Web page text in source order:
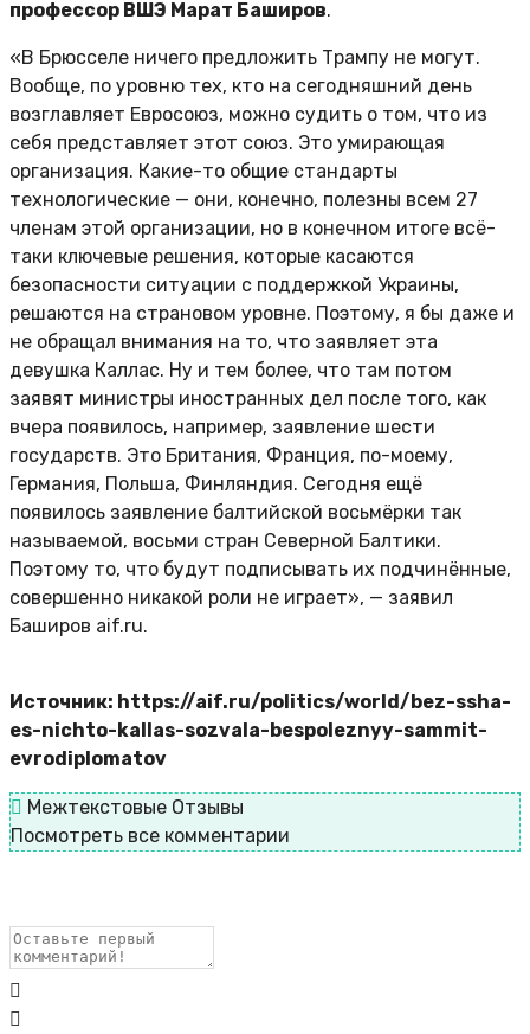
профессор ВШЭ Марат Баширов.
«В Брюсселе ничего предложить Трампу не могут.
Вообще, по уровню тех, кто на сегодняшний день
возглавляет Евросоюз, можно судить о том, что из
себя представляет этот союз. Это умирающая
организация. Какие-то общие стандарты
технологические — они, конечно, полезны всем 27
членам этой организации, но в конечном итоге всё-
таки ключевые решения, которые касаются
безопасности ситуации с поддержкой Украины,
решаются на страновом уровне. Поэтому, я бы даже и
не обращал внимания на то, что заявляет эта
девушка Каллас. Ну и тем более, что там потом
заявят министры иностранных дел после того, как
вчера появилось, например, заявление шести
государств. Это Британия, Франция, по-моему,
Германия, Польша, Финляндия. Сегодня ещё
появилось заявление балтийской восьмёрки так
называемой, восьми стран Северной Балтики.
Поэтому то, что будут подписывать их подчинённые,
совершенно никакой роли не играет», — заявил
Баширов aif.ru.
Источник: https://aif.ru/politics/world/bez-ssha-
es-nichto-kallas-sozvala-bespoleznyy-sammit-
evrodiplomatov
Межтекстовые Отзывы
Посмотреть все комментарии